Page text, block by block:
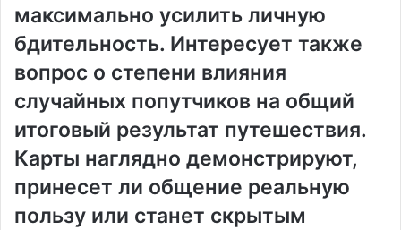
максимально усилить личную
бдительность. Интересует также
вопрос о степени влияния
случайных попутчиков на общий
итоговый результат путешествия.
Карты наглядно демонстрируют,
принесет ли общение реальную
пользу или станет скрытым